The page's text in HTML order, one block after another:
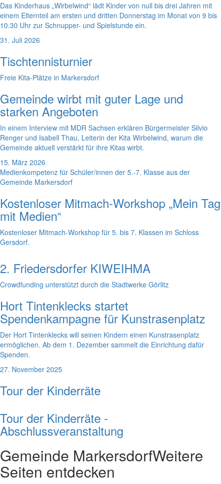
Das Kinderhaus „Wirbelwind“ lädt Kinder von null bis drei Jahren mit
einem Elternteil am ersten und dritten Donnerstag im Monat von 9 bis
10.30 Uhr zur Schnupper- und Spielstunde ein.
31. Juli 2026
Tischtennisturnier
Freie Kita-Plätze in Markersdorf
Gemeinde wirbt mit guter Lage und
starken Angeboten
In einem Interview mit MDR Sachsen erklären Bürgermeister Silvio
Renger und Isabell Thau, Leiterin der Kita Wirbelwind, warum die
Gemeinde aktuell verstärkt für ihre Kitas wirbt.
15. März 2026
Medienkompetenz für Schüler/innen der 5.-7. Klasse aus der
Gemeinde Markersdorf
Kostenloser Mitmach-Workshop „Mein Tag
mit Medien“
Kostenloser Mitmach-Workshop für 5. bis 7. Klassen im Schloss
Gersdorf.
2. Friedersdorfer KIWEIHMA
Crowdfunding unterstützt durch die Stadtwerke Görlitz
Hort Tintenklecks startet
Spendenkampagne für Kunstrasenplatz
Der Hort Tintenklecks will seinen Kindern einen Kunstrasenplatz
ermöglichen. Ab dem 1. Dezember sammelt die Einrichtung dafür
Spenden.
27. November 2025
Tour der Kinderräte
Tour der Kinderräte -
Abschlussveranstaltung
Gemeinde MarkersdorfWeitere
Seiten entdecken